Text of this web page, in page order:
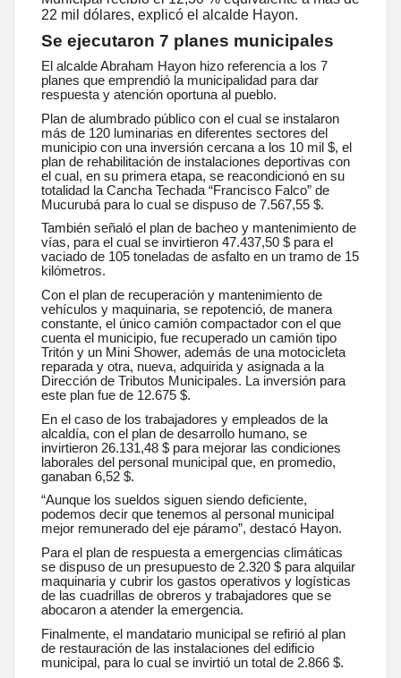
22 mil dólares, explicó el alcalde Hayon.
Se ejecutaron 7 planes municipales
El alcalde Abraham Hayon hizo referencia a los 7
planes que emprendió la municipalidad para dar
respuesta y atención oportuna al pueblo.
Plan de alumbrado público con el cual se instalaron
más de 120 luminarias en diferentes sectores del
municipio con una inversión cercana a los 10 mil $, el
plan de rehabilitación de instalaciones deportivas con
el cual, en su primera etapa, se reacondicionó en su
totalidad la Cancha Techada “Francisco Falco” de
Mucurubá para lo cual se dispuso de 7.567,55 $.
También señaló el plan de bacheo y mantenimiento de
vías, para el cual se invirtieron 47.437,50 $ para el
vaciado de 105 toneladas de asfalto en un tramo de 15
kilómetros.
Con el plan de recuperación y mantenimiento de
vehículos y maquinaria, se repotenció, de manera
constante, el único camión compactador con el que
cuenta el municipio, fue recuperado un camión tipo
Tritón y un Mini Shower, además de una motocicleta
reparada y otra, nueva, adquirida y asignada a la
Dirección de Tributos Municipales. La inversión para
este plan fue de 12.675 $.
En el caso de los trabajadores y empleados de la
alcaldía, con el plan de desarrollo humano, se
invirtieron 26.131,48 $ para mejorar las condiciones
laborales del personal municipal que, en promedio,
ganaban 6,52 $.
“Aunque los sueldos siguen siendo deficiente,
podemos decir que tenemos al personal municipal
mejor remunerado del eje páramo”, destacó Hayon.
Para el plan de respuesta a emergencias climáticas
se dispuso de un presupuesto de 2.320 $ para alquilar
maquinaria y cubrir los gastos operativos y logísticas
de las cuadrillas de obreros y trabajadores que se
abocaron a atender la emergencia.
Finalmente, el mandatario municipal se refirió al plan
de restauración de las instalaciones del edificio
municipal, para lo cual se invirtió un total de 2.866 $.